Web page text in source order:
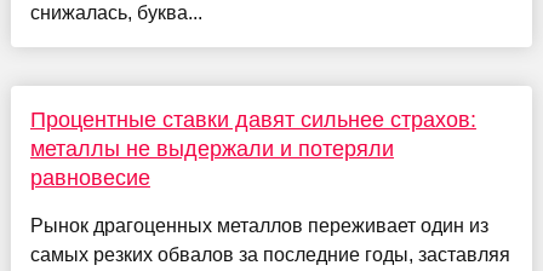
снижалась, буква...
Процентные ставки давят сильнее страхов:
металлы не выдержали и потеряли
равновесие
Рынок драгоценных металлов переживает один из
самых резких обвалов за последние годы, заставляя